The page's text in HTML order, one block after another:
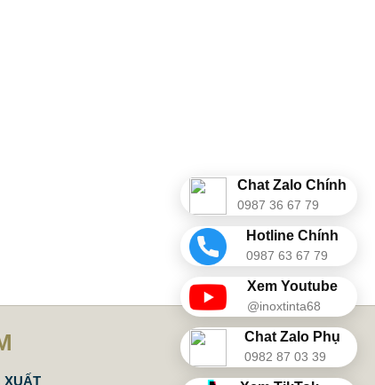
Chat Zalo Chính
0987 36 67 79
Hotline Chính
0987 63 67 79
Xem Youtube
@inoxtinta68
Chat Zalo Phụ
0982 87 03 39
XUẤT